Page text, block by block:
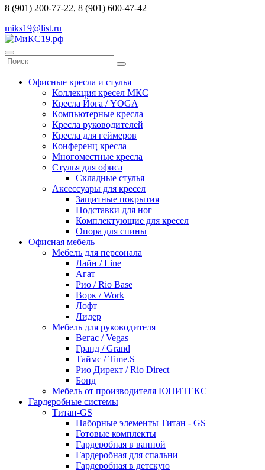
8 (901) 200-77-22, 8 (901) 600-47-42
miks19@list.ru
Офисные кресла и стулья
Коллекция кресел МКС
Кресла Йога / YOGA
Компьютерные кресла
Кресла руководителей
Кресла для геймеров
Конференц кресла
Многоместные кресла
Стулья для офиса
Складные стулья
Аксессуары для кресел
Защитные покрытия
Подставки для ног
Комплектующие для кресел
Опора для спины
Офисная мебель
Мебель для персонала
Лайн / Line
Агат
Рио / Rio Base
Ворк / Work
Лофт
Лидер
Мебель для руководителя
Вегас / Vegas
Гранд / Grand
Таймс / Time.S
Рио Директ / Rio Direct
Бонд
Мебель от производителя ЮНИТЕКС
Гардеробные системы
Титан-GS
Наборные элементы Титан - GS
Готовые комплекты
Гардеробная в ванной
Гардеробная для спальни
Гардеробная в детскую